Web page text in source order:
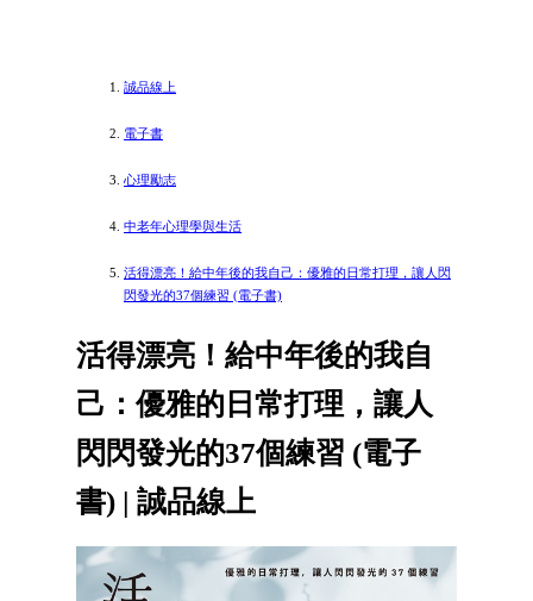
誠品線上
電子書
心理勵志
中老年心理學與生活
活得漂亮！給中年後的我自己：優雅的日常打理，讓人閃
閃發光的37個練習 (電子書)
活得漂亮！給中年後的我自
己：優雅的日常打理，讓人
閃閃發光的37個練習 (電子
書) | 誠品線上